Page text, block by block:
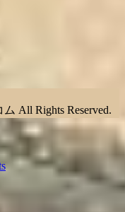
All Rights Reserved.